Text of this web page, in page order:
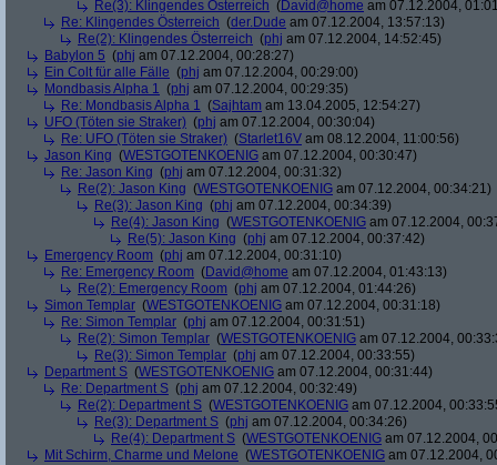
Re(3): Klingendes Österreich (David@home am 07.12.2004,
Re: Klingendes Österreich (der.Dude am 07.12.2004, 13:57:13)
Re(2): Klingendes Österreich (phj am 07.12.2004, 14:52:45)
Babylon 5 (phj am 07.12.2004, 00:28:27)
Ein Colt für alle Fälle (phj am 07.12.2004, 00:29:00)
Mondbasis Alpha 1 (phj am 07.12.2004, 00:29:35)
Re: Mondbasis Alpha 1 (Sajhtam am 13.04.2005, 12:54:27)
UFO (Töten sie Straker) (phj am 07.12.2004, 00:30:04)
Re: UFO (Töten sie Straker) (Starlet16V am 08.12.2004, 11:00:56)
Jason King (WESTGOTENKOENIG am 07.12.2004, 00:30:47)
Re: Jason King (phj am 07.12.2004, 00:31:32)
Re(2): Jason King (WESTGOTENKOENIG am 07.12.2004, 00:34:21)
Re(3): Jason King (phj am 07.12.2004, 00:34:39)
Re(4): Jason King (WESTGOTENKOENIG am 07.12.2004,
Re(5): Jason King (phj am 07.12.2004, 00:37:42)
Emergency Room (phj am 07.12.2004, 00:31:10)
Re: Emergency Room (David@home am 07.12.2004, 01:43:13)
Re(2): Emergency Room (phj am 07.12.2004, 01:44:26)
Simon Templar (WESTGOTENKOENIG am 07.12.2004, 00:31:18)
Re: Simon Templar (phj am 07.12.2004, 00:31:51)
Re(2): Simon Templar (WESTGOTENKOENIG am 07.12.2004,
Re(3): Simon Templar (phj am 07.12.2004, 00:33:55)
Department S (WESTGOTENKOENIG am 07.12.2004, 00:31:44)
Re: Department S (phj am 07.12.2004, 00:32:49)
Re(2): Department S (WESTGOTENKOENIG am 07.12.2004,
Re(3): Department S (phj am 07.12.2004, 00:34:26)
Re(4): Department S (WESTGOTENKOENIG am 07.12.2004,
Mit Schirm, Charme und Melone (WESTGOTENKOENIG am 07.12.2004,